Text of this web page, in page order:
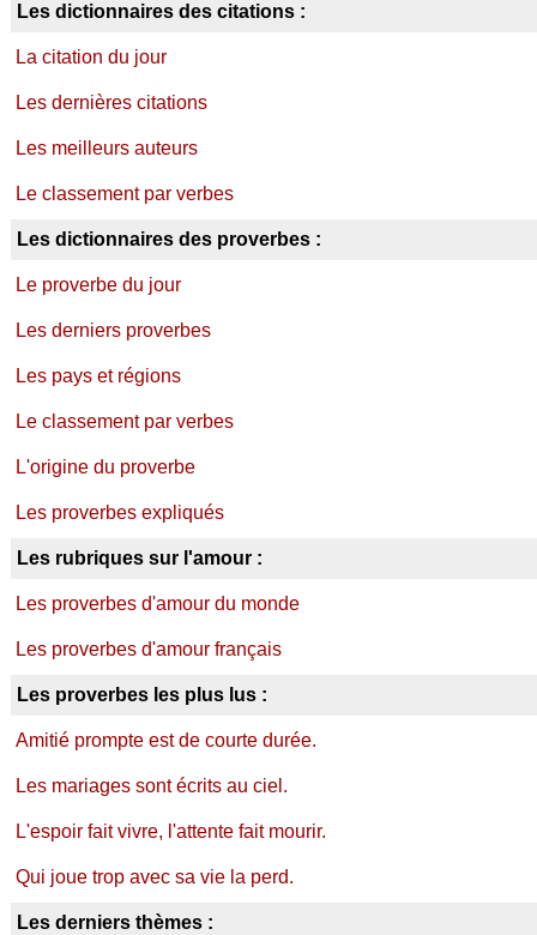
Les dictionnaires des citations :
La citation du jour
Les dernières citations
Les meilleurs auteurs
Le classement par verbes
Les dictionnaires des proverbes :
Le proverbe du jour
Les derniers proverbes
Les pays et régions
Le classement par verbes
L'origine du proverbe
Les proverbes expliqués
Les rubriques sur l'amour :
Les proverbes d'amour du monde
Les proverbes d'amour français
Les proverbes les plus lus :
Amitié prompte est de courte durée.
Les mariages sont écrits au ciel.
L'espoir fait vivre, l'attente fait mourir.
Qui joue trop avec sa vie la perd.
Les derniers thèmes :